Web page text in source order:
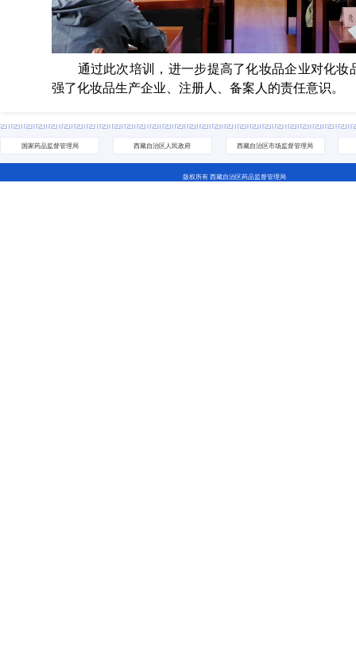
通过此次培训，进一步提高了化妆品企业对化妆
强了化妆品生产企业、注册人、备案人的责任意识。
国家药品监督管理局 西藏自治区人民政府 西藏自治区市场监督管理局
版权所有 西藏自治区药品监督管理局